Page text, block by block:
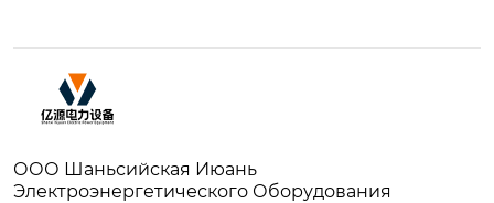
ООО Шаньсийская Июань
Электроэнергетического Оборудования